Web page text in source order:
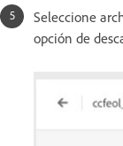
Seleccione
opción de